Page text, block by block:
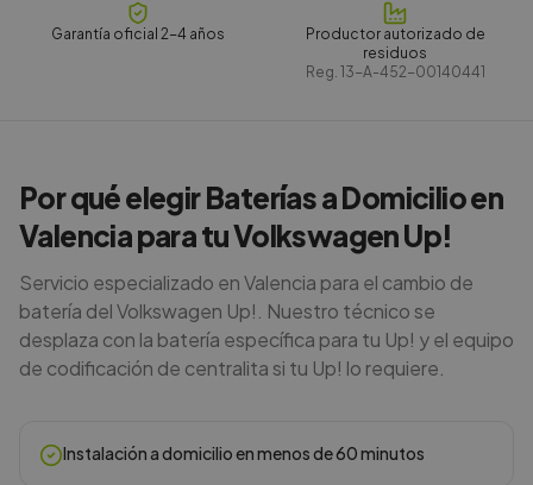
Garantía oficial 2-4 años
Productor autorizado de
residuos
Reg. 13-A-452-00140441
Por qué elegir Baterías a Domicilio en
Valencia para tu Volkswagen Up!
Servicio especializado en Valencia para el cambio de
batería del Volkswagen Up!. Nuestro técnico se
desplaza con la batería específica para tu Up! y el equipo
de codificación de centralita si tu Up! lo requiere.
Instalación a domicilio en menos de 60 minutos